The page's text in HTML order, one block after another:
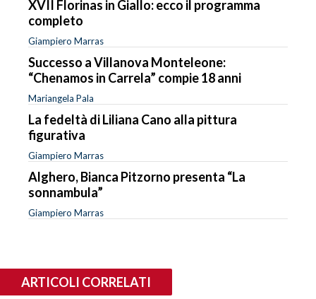
XVII Florinas in Giallo: ecco il programma
completo
Giampiero Marras
Successo a Villanova Monteleone:
“Chenamos in Carrela” compie 18 anni
Mariangela Pala
La fedeltà di Liliana Cano alla pittura
figurativa
Giampiero Marras
Alghero, Bianca Pitzorno presenta “La
sonnambula”
Giampiero Marras
ARTICOLI CORRELATI